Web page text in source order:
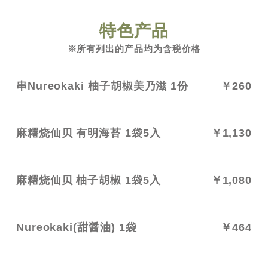
特色产品
※所有列出的产品均为含税价格
串Nureokaki 柚子胡椒美乃滋 1份 ￥260
麻糬烧仙贝 有明海苔 1袋5入 ￥1,130
麻糬烧仙贝 柚子胡椒 1袋5入 ￥1,080
Nureokaki(甜醤油) 1袋 ￥464